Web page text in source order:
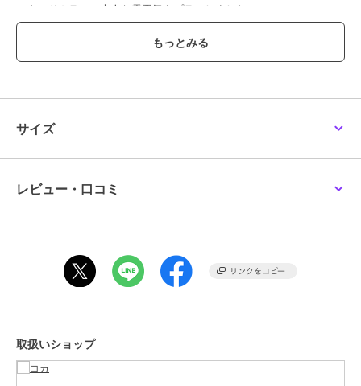
スタンドカラーで大人な雰囲気もプラスしました。
少しボタンを開けてスキッパー風の着こなしもおすすめです。
■素材
■コーディネート
ボタンを開けて羽織としてもお使いいただけます◎
ポケット：なし。
注意点：レッドのみ素材の特性上、色落ちしやすいのでご注意下さ
※生地や素材の性質により2cm前後(ニット製品に関しては4cm程度)サ
イズ誤差が出る場合がございます。
サイズ
レビュー・口コミ
取扱いショップ